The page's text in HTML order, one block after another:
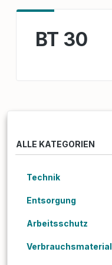
BT 30
ALLE KATEGORIEN
Technik
Entsorgung
Arbeitsschutz
Verbrauchsmaterial